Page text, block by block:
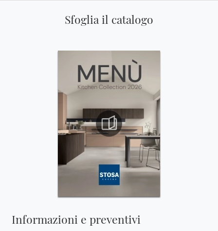
Sfoglia il catalogo
Informazioni e preventivi